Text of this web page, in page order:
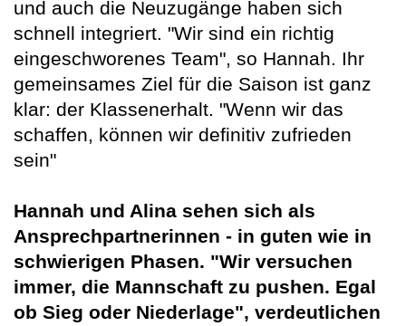
und auch die Neuzugänge haben sich
schnell integriert. "Wir sind ein richtig
eingeschworenes Team", so Hannah. Ihr
gemeinsames Ziel für die Saison ist ganz
klar: der Klassenerhalt. "Wenn wir das
schaffen, können wir definitiv zufrieden
sein"
Hannah und Alina sehen sich als
Ansprechpartnerinnen - in guten wie in
schwierigen Phasen. "Wir versuchen
immer, die Mannschaft zu pushen. Egal
ob Sieg oder Niederlage", verdeutlichen